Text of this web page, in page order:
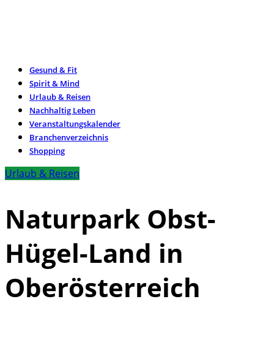
Gesund & Fit
Spirit & Mind
Urlaub & Reisen
Nachhaltig Leben
Veranstaltungskalender
Branchenverzeichnis
Shopping
Urlaub & Reisen
Naturpark Obst-
Hügel-Land in
Oberösterreich